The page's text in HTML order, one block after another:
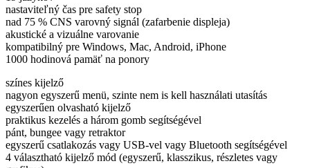
nastaviteľný čas pre safety stop
nad 75 % CNS varovný signál (zafarbenie displeja)
akustické a vizuálne varovanie
kompatibilný pre Windows, Mac, Android, iPhone
1000 hodinová pamäť na ponory
színes kijelző
nagyon egyszerű menü, szinte nem is kell használati utasítás
egyszerűen olvasható kijelző
praktikus kezelés a három gomb segítségével
pánt, bungee vagy retraktor
egyszerű csatlakozás vagy USB-vel vagy Bluetooth segítségével
4 választható kijelző mód (egyszerű, klasszikus, részletes vagy